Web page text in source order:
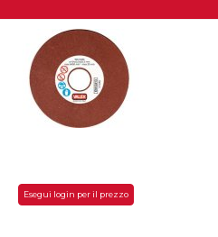
Esegui login per il prezzo